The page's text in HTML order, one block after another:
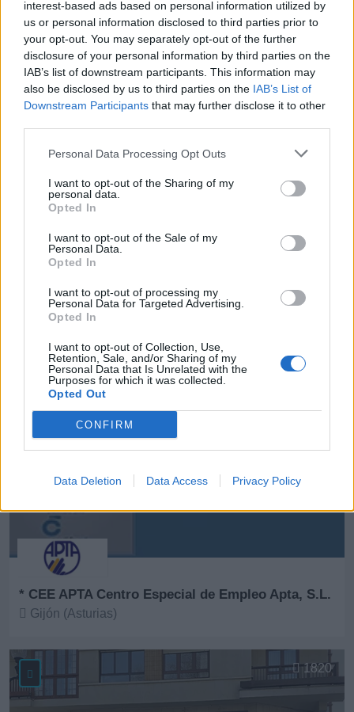
interest-based ads based on personal information utilized by
us or personal information disclosed to third parties prior to
your opt-out. You may separately opt-out of the further
disclosure of your personal information by third parties on the
IAB’s list of downstream participants. This information may
also be disclosed by us to third parties on the IAB’s List of
Downstream Participants that may further disclose it to other
Personal Data Processing Opt Outs
I want to opt-out of the Sharing of my
personal data.
Opted In
I want to opt-out of the Sale of my
Personal Data.
Opted In
I want to opt-out of processing my
Personal Data for Targeted Advertising.
Opted In
I want to opt-out of Collection, Use,
Retention, Sale, and/or Sharing of my
Personal Data that Is Unrelated with the
Purposes for which it was collected.
Opted Out
CONFIRM
Data Deletion Data Access Privacy Policy
Gijón (Asturias)
Ver más
* Asturtecnia, S.L.
Gijon (Asturias)
Ver más
* CEE APTA Centro Especial de Empleo Apta, S.L.
Gijón (Asturias)
40.167
1820